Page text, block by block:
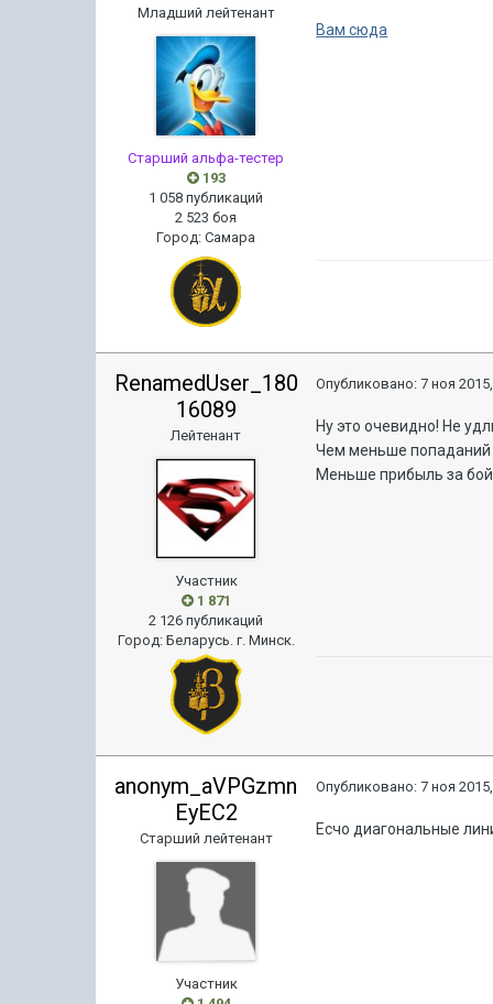
Младший лейтенант
Старший альфа-тестер
193
1 058 публикаций
2 523 боя
Город:Самара
Вам сюда
RenamedUser_180
16089
Лейтенант
Участник
1 871
2 126 публикаций
Город: Беларусь. г. Минск.
Опубликовано:7 ноя
Ну это очевидно! Не
Чем меньше попаданий
Меньше прибыль за бой
anonym_aVPGzmn
EyEC2
Старший лейтенант
Участник
Опубликовано:7 ноя
Есчо диагональные